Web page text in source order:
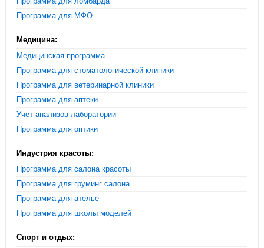
Программа для МФО
Медицина:
Медицинская программа
Программа для стоматологической клиники
Программа для ветеринарной клиники
Программа для аптеки
Учет анализов лаборатории
Программа для оптики
Индустрия красоты:
Программа для салона красоты
Программа для груминг салона
Программа для ателье
Программа для школы моделей
Спорт и отдых: